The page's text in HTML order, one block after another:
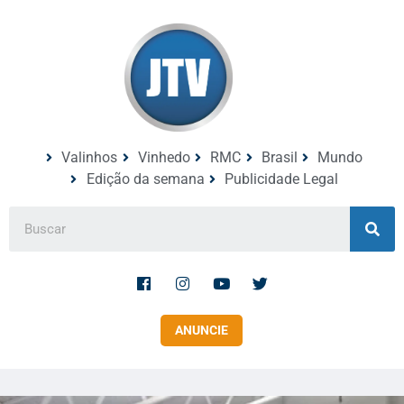
Valinhos Vinhedo RMC Brasil
Mundo
Edição da semana
Publicidade Legal
ANUNCIE